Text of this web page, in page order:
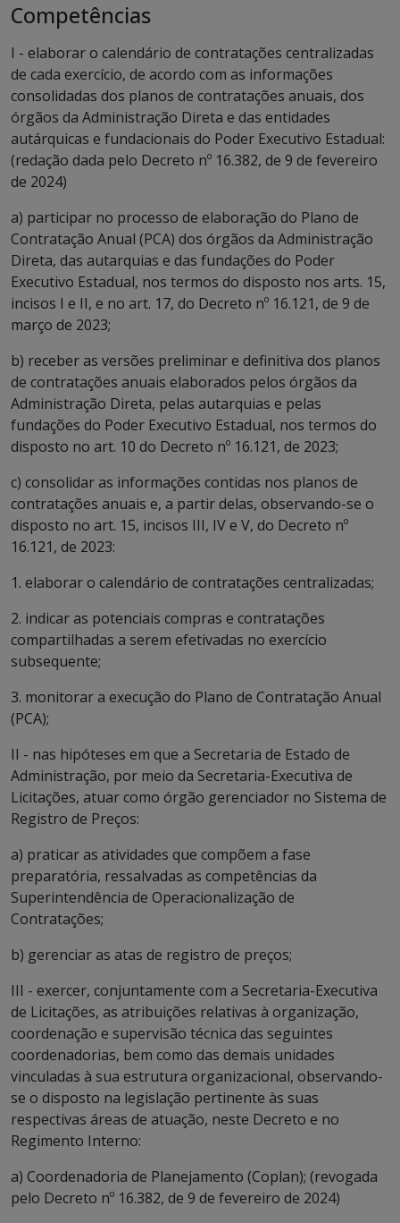
Competências
I - elaborar o calendário de contratações centralizadas
de cada exercício, de acordo com as informações
consolidadas dos planos de contratações anuais, dos
órgãos da Administração Direta e das entidades
autárquicas e fundacionais do Poder Executivo Estadual:
(redação dada pelo Decreto nº 16.382, de 9 de fevereiro
de 2024)
a) participar no processo de elaboração do Plano de
Contratação Anual (PCA) dos órgãos da Administração
Direta, das autarquias e das fundações do Poder
Executivo Estadual, nos termos do disposto nos arts. 15,
incisos I e II, e no art. 17, do Decreto nº 16.121, de 9 de
março de 2023;
b) receber as versões preliminar e definitiva dos planos
de contratações anuais elaborados pelos órgãos da
Administração Direta, pelas autarquias e pelas
fundações do Poder Executivo Estadual, nos termos do
disposto no art. 10 do Decreto nº 16.121, de 2023;
c) consolidar as informações contidas nos planos de
contratações anuais e, a partir delas, observando-se o
disposto no art. 15, incisos III, IV e V, do Decreto nº
16.121, de 2023:
1. elaborar o calendário de contratações centralizadas;
2. indicar as potenciais compras e contratações
compartilhadas a serem efetivadas no exercício
subsequente;
3. monitorar a execução do Plano de Contratação Anual
(PCA);
II - nas hipóteses em que a Secretaria de Estado de
Administração, por meio da Secretaria-Executiva de
Licitações, atuar como órgão gerenciador no Sistema de
Registro de Preços:
a) praticar as atividades que compõem a fase
preparatória, ressalvadas as competências da
Superintendência de Operacionalização de
Contratações;
b) gerenciar as atas de registro de preços;
III - exercer, conjuntamente com a Secretaria-Executiva
de Licitações, as atribuições relativas à organização,
coordenação e supervisão técnica das seguintes
coordenadorias, bem como das demais unidades
vinculadas à sua estrutura organizacional, observando-
se o disposto na legislação pertinente às suas
respectivas áreas de atuação, neste Decreto e no
Regimento Interno:
a) Coordenadoria de Planejamento (Coplan); (revogada
pelo Decreto nº 16.382, de 9 de fevereiro de 2024)